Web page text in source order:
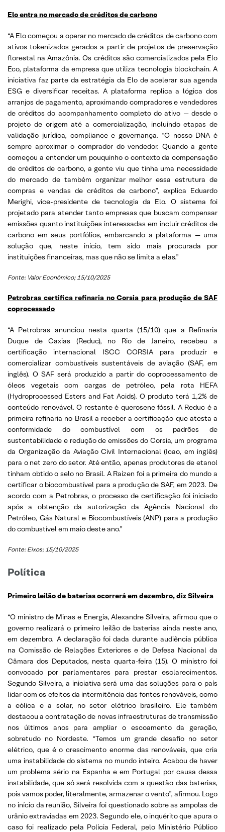
Elo entra no mercado de créditos de carbono
“A Elo começou a operar no mercado de créditos de carbono com
ativos tokenizados gerados a partir de projetos de preservação
florestal na Amazônia. Os créditos são comercializados pela Elo
Eco, plataforma da empresa que utiliza tecnologia blockchain. A
iniciativa faz parte da estratégia da Elo de acelerar sua agenda
ESG e diversificar receitas. A plataforma replica a lógica dos
arranjos de pagamento, aproximando compradores e vendedores
de créditos do acompanhamento completo do ativo — desde o
projeto de origem até a comercialização, incluindo etapas de
validação jurídica, compliance e governança. “O nosso DNA é
sempre aproximar o comprador do vendedor. Quando a gente
começou a entender um pouquinho o contexto da compensação
de créditos de carbono, a gente viu que tinha uma necessidade
do mercado de também organizar melhor essa estrutura de
compras e vendas de créditos de carbono”, explica Eduardo
Merighi, vice-presidente de tecnologia da Elo. O sistema foi
projetado para atender tanto empresas que buscam compensar
emissões quanto instituições interessadas em incluir créditos de
carbono em seus portfólios, embarcando a plataforma — uma
solução que, neste início, tem sido mais procurada por
instituições financeiras, mas que não se limita a elas.”
Fonte: Valor Econômico; 15/10/2025
Petrobras certifica refinaria no Corsia para produção de SAF
coprocessado
“A Petrobras anunciou nesta quarta (15/10) que a Refinaria
Duque de Caxias (Reduc), no Rio de Janeiro, recebeu a
certificação internacional ISCC CORSIA para produzir e
comercializar combustíveis sustentáveis de aviação (SAF, em
inglês). O SAF será produzido a partir do coprocessamento de
óleos vegetais com cargas de petróleo, pela rota HEFA
(Hydroprocessed Esters and Fat Acids). O produto terá 1,2% de
conteúdo renovável. O restante é querosene fóssil. A Reduc é a
primeira refinaria no Brasil a receber a certificação que atesta a
conformidade do combustível com os padrões de
sustentabilidade e redução de emissões do Corsia, um programa
da Organização da Aviação Civil Internacional (Icao, em inglês)
para o net zero do setor. Até então, apenas produtores de etanol
tinham obtido o selo no Brasil. A Raízen foi a primeira do mundo a
certificar o biocombustível para a produção de SAF, em 2023. De
acordo com a Petrobras, o processo de certificação foi iniciado
após a obtenção da autorização da Agência Nacional do
Petróleo, Gás Natural e Biocombustíveis (ANP) para a produção
do combustível em maio deste ano.”
Fonte: Eixos; 15/10/2025
Política
Primeiro leilão de baterias ocorrerá em dezembro, diz Silveira
“O ministro de Minas e Energia, Alexandre Silveira, afirmou que o
governo realizará o primeiro leilão de baterias ainda neste ano,
em dezembro. A declaração foi dada durante audiência pública
na Comissão de Relações Exteriores e de Defesa Nacional da
Câmara dos Deputados, nesta quarta-feira (15). O ministro foi
convocado por parlamentares para prestar esclarecimentos.
Segundo Silveira, a iniciativa será uma das soluções para o país
lidar com os efeitos da intermitência das fontes renováveis, como
a eólica e a solar, no setor elétrico brasileiro. Ele também
destacou a contratação de novas infraestruturas de transmissão
nos últimos anos para ampliar o escoamento da geração,
sobretudo no Nordeste. “Temos um grande desafio no setor
elétrico, que é o crescimento enorme das renováveis, que cria
uma instabilidade do sistema no mundo inteiro. Acabou de haver
um problema sério na Espanha e em Portugal por causa dessa
instabilidade, que só será resolvida com a questão das baterias,
pois vamos poder, literalmente, armazenar o vento”, afirmou. Logo
no início da reunião, Silveira foi questionado sobre as ampolas de
urânio extraviadas em 2023. Segundo ele, o inquérito que apura o
caso foi realizado pela Polícia Federal, pelo Ministério Público